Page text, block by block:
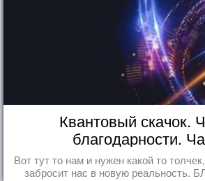
Квантовый скачок.
благодарности.
Вот тут то нам и нужен какой то
забросит нас в новую